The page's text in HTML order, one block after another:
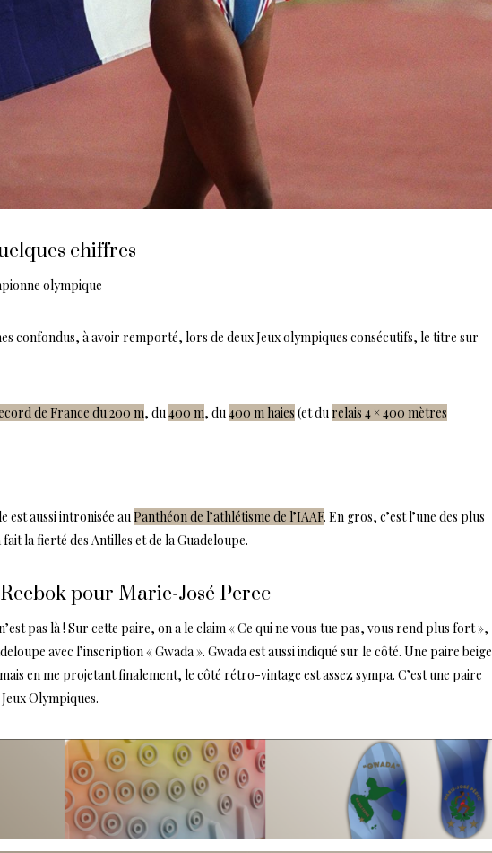
chiffres
olympique
confondus, à avoir remporté, lors de deux Jeux olympiques consécutifs, le titre sur
de France du 200 m, du400 m, du400 m haies (et du relais 4 × 400 mètres
est aussi intronisée auPanthéon de l’athlétisme de l’IAAF. En gros, c’est l’une des plus
la fierté des Antilles et de la Guadeloupe.
pour Marie-José Perec
pas là ! Sur cette paire, on a le claim « Ce qui ne vous tue pas, vous rend plus fort »,
avec l’inscription « Gwada ». Gwada est aussi indiqué sur le côté. Une paire beige
en me projetant finalement, le côté rétro-vintage est assez sympa. C’est une paire
Olympiques.